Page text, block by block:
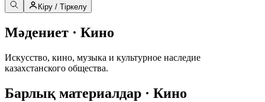
Кіру / Тіркелу
Мәдениет · Кино
Искусство, кино, музыка и культурное наследие
казахстанского общества.
Барлық материалдар · Кино